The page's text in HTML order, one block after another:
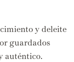
y deleite
guardados
auténtico.